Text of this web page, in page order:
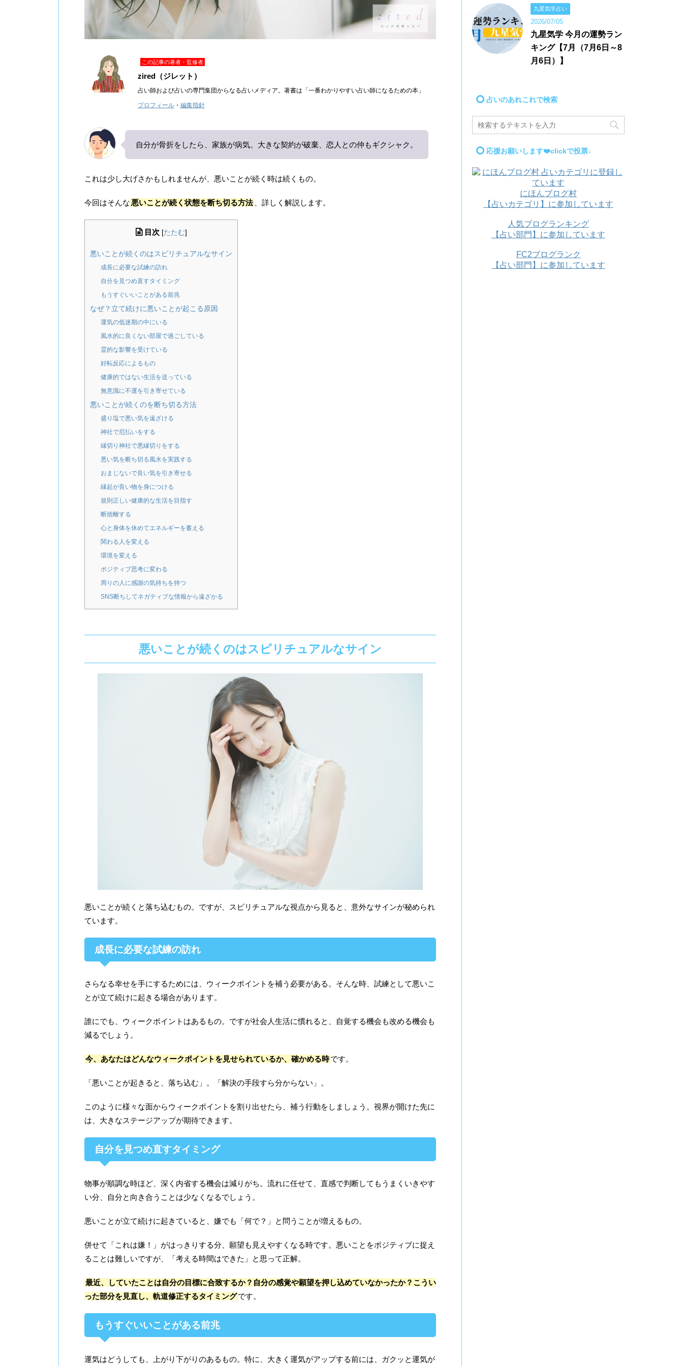
この記事の著者・監修者
zired（ジレット）
占い師および占いの専門集団からなる占いメディア。著書は「一番わかりやすい占い師になるための本」
プロフィール ・ 編集指針
自分が骨折をしたら、家族が病気。大きな契約が破棄、恋人との仲もギクシャク。
これは少し大げさかもしれませんが、悪いことが続く時は続くもの。
今回はそんな 悪いことが続く状態を断ち切る方法 、詳しく解説します。
目次 [たたむ]
悪いことが続くのはスピリチュアルなサイン
成長に必要な試練の訪れ
自分を見つめ直すタイミング
もうすぐいいことがある前兆
なぜ？立て続けに悪いことが起こる原因
運気の低迷期の中にいる
風水的に良くない部屋で過ごしている
霊的な影響を受けている
好転反応によるもの
健康的ではない生活を送っている
無意識に不運を引き寄せている
悪いことが続くのを断ち切る方法
盛り塩で悪い気を遠ざける
神社で厄払いをする
縁切り神社で悪縁切りをする
悪い気を断ち切る風水を実践する
おまじないで良い気を引き寄せる
縁起が良い物を身につける
規則正しい健康的な生活を目指す
断捨離する
心と身体を休めてエネルギーを蓄える
関わる人を変える
環境を変える
ポジティブ思考に変わる
周りの人に感謝の気持ちを持つ
SNS断ちしてネガティブな情報から遠ざかる
悪いことが続くのはスピリチュアルなサイン
悪いことが続くと落ち込むもの。ですが、スピリチュアルな視点から見ると、意外なサインが秘められ
ています。
成長に必要な試練の訪れ
さらなる幸せを手にするためには、ウィークポイントを補う必要がある。そんな時、試練として悪いこ
とが立て続けに起きる場合があります。
誰にでも、ウィークポイントはあるもの。ですが社会人生活に慣れると、自覚する機会も改める機会も
減るでしょう。
今、あなたはどんなウィークポイントを見せられているか、確かめる時です。
「悪いことが起きると、落ち込む」。「解決の手段すら分からない」。
このように様々な面からウィークポイントを割り出せたら、補う行動をしましょう。視界が開けた先に
は、大きなステージアップが期待できます。
自分を見つめ直すタイミング
物事が順調な時ほど、深く内省する機会は減りがち。流れに任せて、直感で判断してもうまくいきやす
い分、自分と向き合うことは少なくなるでしょう。
悪いことが立て続けに起きていると、嫌でも「何で？」と問うことが増えるもの。
併せて「これは嫌！」がはっきりする分、願望も見えやすくなる時です。悪いことをポジティブに捉え
ることは難しいですが、「考える時間はできた」と思って正解。
最近、していたことは自分の目標に合致するか？自分の感覚や願望を押し込めていなかったか？こうい
った部分を見直し、軌道修正するタイミングです。
もうすぐいいことがある前兆
運気はどうしても、上がり下がりのあるもの。特に、大きく運気がアップする前には、ガクッと運気が
九星気学占い
2026/07/05
九星気学 今月の運勢ラン
キング【7月（7月6日～8
月6日）】
占いのあれこれで検索
応援お願いします❤️clickで投票↓
にほんブログ村
【占いカテゴリ】に参加しています
人気ブログランキング
【占い部門】に参加しています
FC2ブログランク
【占い部門】に参加しています